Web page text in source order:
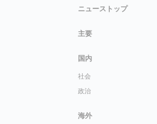
ニューストップ
主要
国内
社会
政治
海外